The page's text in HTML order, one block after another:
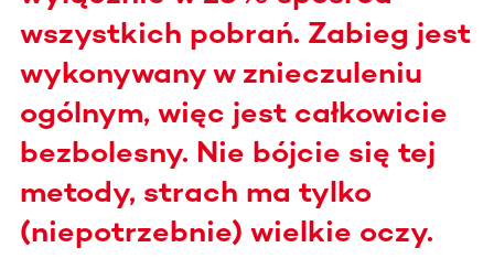
wszystkich pobrań. Zabieg jest
wykonywany w znieczuleniu
ogólnym, więc jest całkowicie
bezbolesny. Nie bójcie się tej
metody, strach ma tylko
(niepotrzebnie) wielkie oczy.